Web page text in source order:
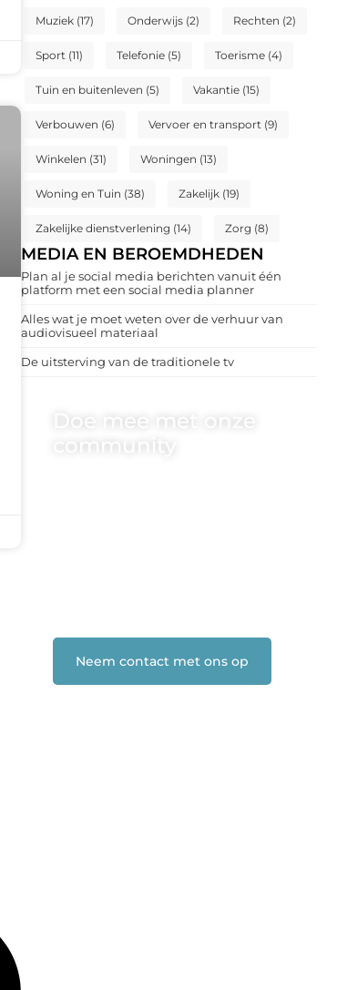
Muziek (17) Onderwijs (2) Rechten (2)
Sport (11) Telefonie (5) Toerisme (4)
Tuin en buitenleven (5) Vakantie (15)
Verbouwen (6) Vervoer en transport (9)
Winkelen (31) Woningen (13)
Woning en Tuin (38) Zakelijk (19)
Zakelijke dienstverlening (14) Zorg (8)
MEDIA EN BEROEMDHEDEN
Plan al je social media berichten vanuit één
platform met een social media planner
Alles wat je moet weten over de verhuur van
audiovisueel materiaal
De uitsterving van de traditionele tv
Doe mee met onze
Neem contact met ons op